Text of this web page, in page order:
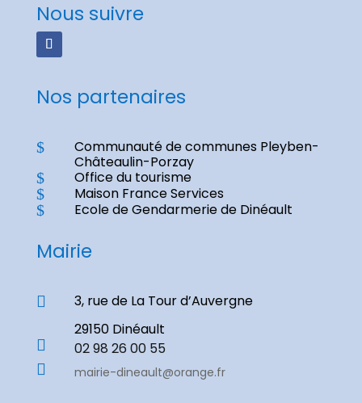
Nous suivre
Nos partenaires
$
Communauté de communes Pleyben-
Châteaulin-Porzay
$ Office du tourisme
$ Maison France Services
$ Ecole de Gendarmerie de Dinéault
Mairie

3, rue de La Tour d’Auvergne
29150 Dinéault
 02 98 26 00 55
 mairie-dineault@orange.fr